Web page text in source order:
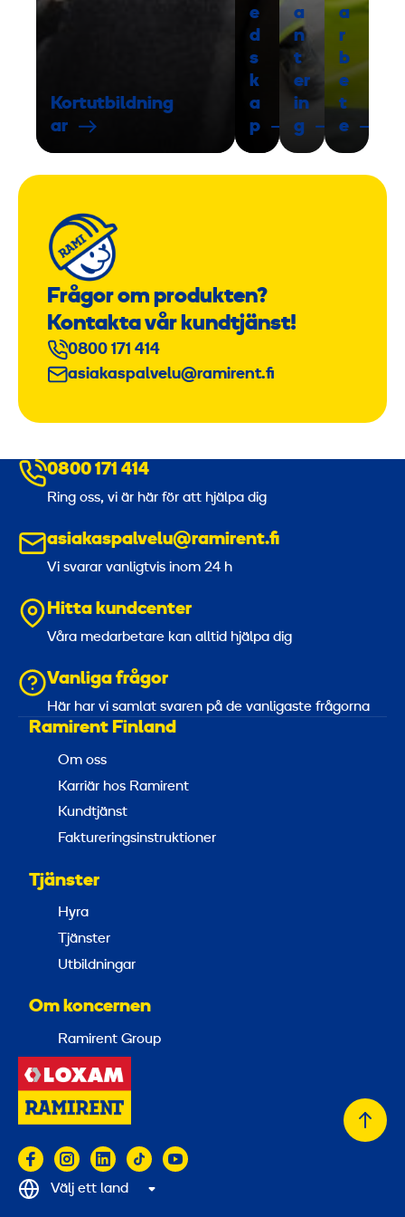
Kortutbildning
ar
e
d
s
k
a
p
a
n
t
er
in
g
a
r
b
e
t
e
Frågor om produkten?
Kontakta vår kundtjänst!
0800 171 414
asiakaspalvelu@ramirent.fi
0800 171 414
Ring oss, vi är här för att hjälpa dig
asiakaspalvelu@ramirent.fi
Vi svarar vanligtvis inom 24 h
Hitta kundcenter
Våra medarbetare kan alltid hjälpa dig
Vanliga frågor
Här har vi samlat svaren på de vanligaste frågorna
Ramirent Finland
Om oss
Karriär hos Ramirent
Kundtjänst
Faktureringsinstruktioner
Tjänster
Hyra
Tjänster
Utbildningar
Om koncernen
Ramirent Group
Välj ett land